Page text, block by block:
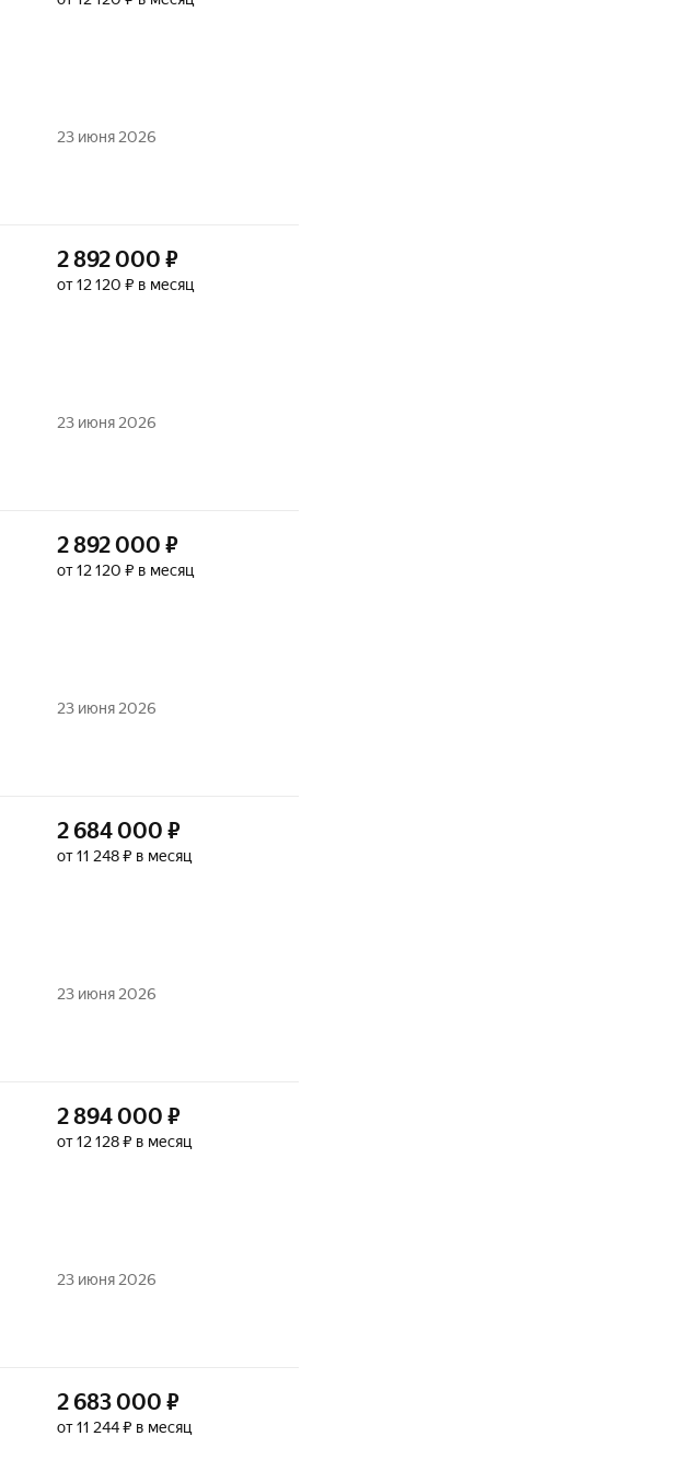
23 июня 2026
2 892 000 ₽
от 12 120 ₽ в месяц
23 июня 2026
2 892 000 ₽
от 12 120 ₽ в месяц
23 июня 2026
2 684 000 ₽
от 11 248 ₽ в месяц
23 июня 2026
2 894 000 ₽
от 12 128 ₽ в месяц
23 июня 2026
2 683 000 ₽
от 11 244 ₽ в месяц